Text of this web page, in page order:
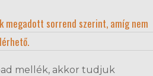
megadott sorrend szerint, amíg nem
mellék, akkor tudjuk